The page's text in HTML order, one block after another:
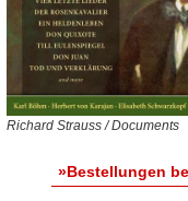
Richard Strauss / Documents
»Bestellungen